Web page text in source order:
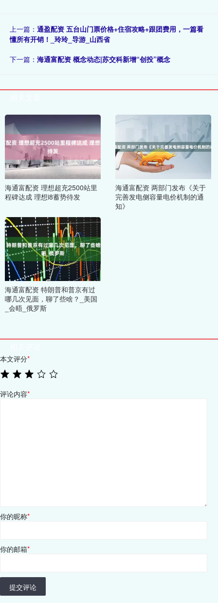
上一篇： 通盈配资 五台山门票价格+住宿攻略+跟团费用，一篇看
懂所有开销！_玲玲_导游_山西省
下一篇： 海通富配资 概念动态|苏交科新增“创投”概念
海通富配资 理想超充2500站里
程碑达成 理想i8蓄势待发
海通富配资 两部门发布《关于
完善发电侧容量电价机制的通
知》
海通富配资 特朗普和普京有过
哪几次见面，聊了些啥？_美国
_会晤_俄罗斯
本文评分*
评论内容*
你的昵称*
你的邮箱*
提交评论